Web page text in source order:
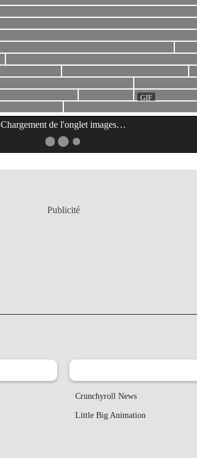
Chargement de l'onglet images…
Publicité
Crunchyroll News
Little Big Animation